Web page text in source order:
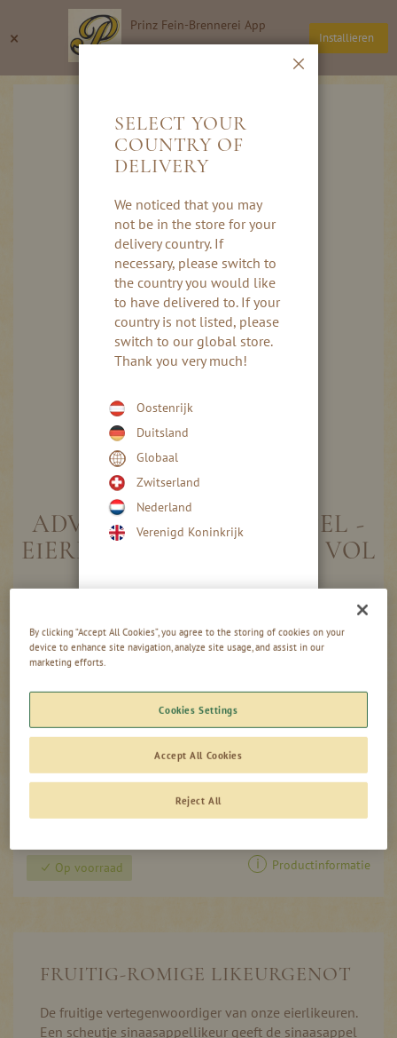
× Prinz Fein-Brennerei App
Installieren
de
Zoeken
begin
gallerij
ADVOKAAT SINAASAPPEL -
EIERLIKÖR ORANGE 15 % VOL
12,15 €
24,30 €/ 1 l
- +
incl. btw, excl.
In de winkelmand
Op voorraad Productinformatie
FRUITIG-ROMIGE LIKEURGENOT
De fruitige vertegenwoordiger van onze eierlikeuren.
Een scheutje sinaasappellikeur geeft de sinaasappel
By clicking “Accept All Cookies”, you agree to the storing of cookies on your
device to enhance site navigation, analyze site usage, and assist in our
marketing efforts.
Cookies Settings
Reject All
Accept All Cookies
SELECT YOUR
COUNTRY OF
DELIVERY
We noticed that you may
not be in the store for your
delivery country. If
necessary, please switch to
the country you would like
to have delivered to. If your
country is not listed, please
switch to our global store.
Thank you very much!
Oostenrijk
Duitsland
Globaal
Zwitserland
Nederland
Verenigd Koninkrijk